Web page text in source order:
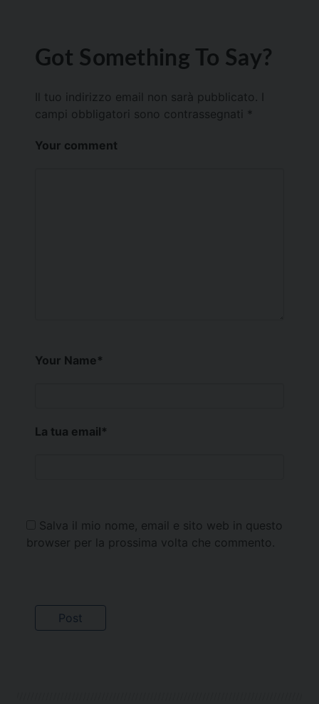
Got Something To Say?
Il tuo indirizzo email non sarà pubblicato.
campi obbligatori sono contrassegnati *
Your comment
Your Name*
La tua email*
Salva il mio nome, email e sito web in questo
browser per la prossima volta che commento.